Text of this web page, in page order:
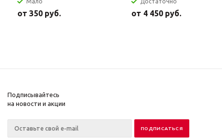
от 350 руб. от 4 450 руб.
Подписывайтесь
на новости и акции